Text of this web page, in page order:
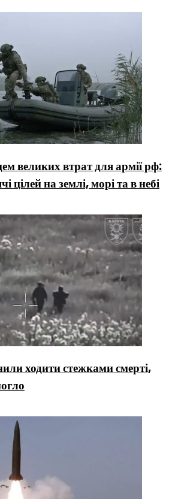
великих втрат для армії рф:
цілей на землі, морі та в небі
ходити стежками смерті,